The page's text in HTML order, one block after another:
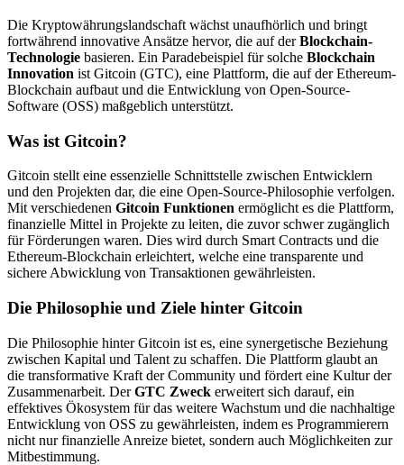
Die Kryptowährungslandschaft wächst unaufhörlich und bringt
fortwährend innovative Ansätze hervor, die auf derBlockchain-
Technologie basieren. Ein Paradebeispiel für solche Blockchain
Innovation ist Gitcoin (GTC), eine Plattform, die auf der Ethereum-
Blockchain aufbaut und die Entwicklung von Open-Source-
Software (OSS) maßgeblich unterstützt.
Was ist Gitcoin?
Gitcoin stellt eine essenzielle Schnittstelle zwischen Entwicklern
und den Projekten dar, die eine Open-Source-Philosophie verfolgen.
Mit verschiedenen Gitcoin Funktionen ermöglicht es die Plattform,
finanzielle Mittel in Projekte zu leiten, die zuvor schwer zugänglich
für Förderungen waren. Dies wird durch Smart Contracts und die
Ethereum-Blockchain erleichtert, welche eine transparente und
sichere Abwicklung von Transaktionen gewährleisten.
Die Philosophie und Ziele hinter Gitcoin
Die Philosophie hinter Gitcoin ist es, eine synergetische Beziehung
zwischen Kapital und Talent zu schaffen. Die Plattform glaubt an
die transformative Kraft der Community und fördert eine Kultur der
Zusammenarbeit. DerGTC Zweck erweitert sich darauf, ein
effektives Ökosystem für das weitere Wachstum und die nachhaltige
Entwicklung von OSS zu gewährleisten, indem es Programmierern
nicht nur finanzielle Anreize bietet, sondern auch Möglichkeiten zur
Mitbestimmung.